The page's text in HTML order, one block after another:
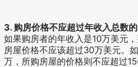
3. 购房价格不应超过年收入总数
如果购房者的年收入是10万美元
房屋价格不应该超过30万美元。
万，所购房屋的价格则不应超过